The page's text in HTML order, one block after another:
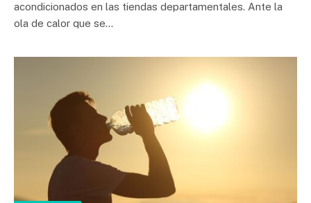
acondicionados en las tiendas departamentales. Ante la
ola de calor que se…